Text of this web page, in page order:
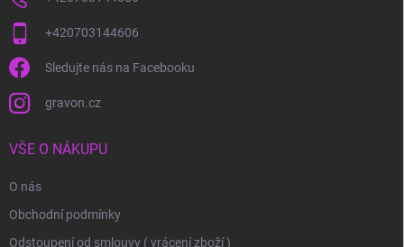
+420703144606
Sledujte nás na Facebooku
gravon.cz
VŠE O NÁKUPU
O nás
Obchodní podmínky
Odstoupení od smlouvy ( vrácení zboží )